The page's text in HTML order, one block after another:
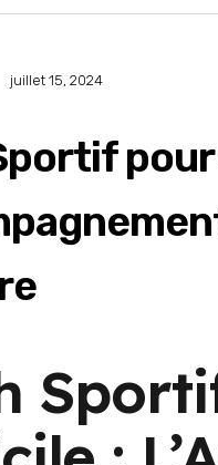
juillet 15, 2024